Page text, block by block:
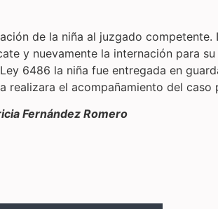
de la niña al juzgado
y nuevamente la internación para
6486 la niña fue entregada en
realizara el acompañamiento del
Fernández Romero